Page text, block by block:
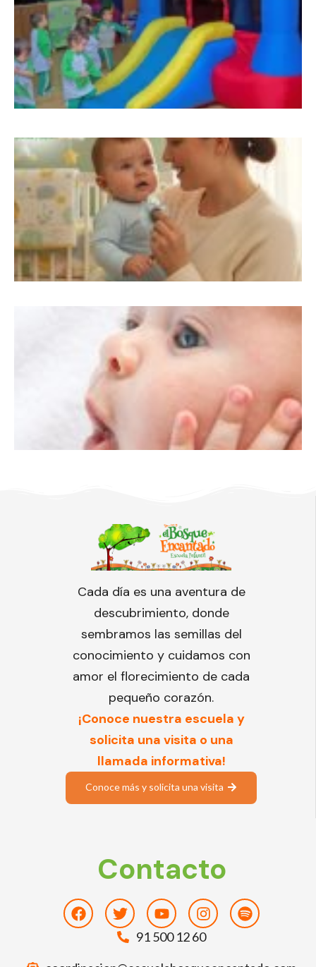
Cada día es una aventura de
descubrimiento, donde
sembramos las semillas del
conocimiento y cuidamos con
amor el florecimiento de cada
pequeño corazón.
¡Conoce nuestra escuela y
solicita una visita o una
llamada informativa!
Conoce más y solicita una visita
Contacto
FacebookTwitterYoutubeInstagramSpotify
91 500 12 60